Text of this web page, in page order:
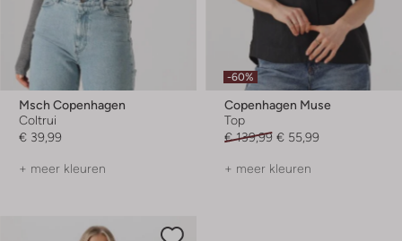
Msch Copenhagen
Coltrui
€ 39,99
+ meer kleuren
-60%
Copenhagen Muse
Top
€ 139,99 € 55,99
+ meer kleuren